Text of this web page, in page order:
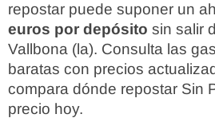
repostar puede suponer un
euros por depósito sin salir
Vallbona (la). Consulta las
baratas con precios
compara dónde repostar Sin
precio hoy.